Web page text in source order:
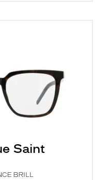
Saint
BRILL